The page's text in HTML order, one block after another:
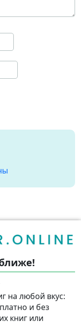
на любой вкус:
и без
книг или